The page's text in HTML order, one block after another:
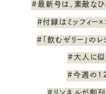
#最新号は、素敵なひ
#付録はミッフィー×
#「飲むゼリー」の
#大人に似
#今週の